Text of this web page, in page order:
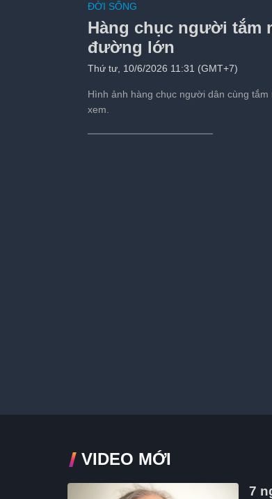
động
Tiếp theo sau:s
ĐỜI SỐNG
Hàng chục người tắm
đường lớn
Thứ tư, 10/6/2026 11:31 (GMT+7)
Hình ảnh hàng chục người dân cùng
xem.
VIDEO MỚI
7